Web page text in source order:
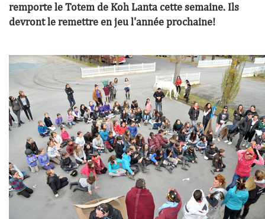
remporte le Totem de Koh Lanta cette semaine. Ils
devront le remettre en jeu l'année prochaine!